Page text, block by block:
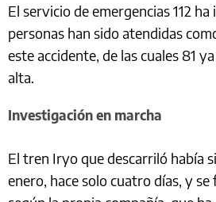
El servicio de emergencias 112
personas han sido atendidas
este accidente, de las cuales 81
alta.
Investigación en marcha
El tren Iryo que descarriló había
enero, hace solo cuatro días, y se